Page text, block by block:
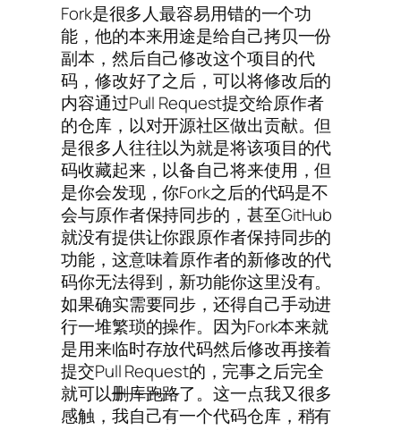
Fork是很多人最容易用错的一个功
能，他的本来用途是给自己拷贝一份
副本，然后自己修改这个项目的代
码，修改好了之后，可以将修改后的
内容通过Pull Request提交给原作者
的仓库，以对开源社区做出贡献。但
是很多人往往以为就是将该项目的代
码收藏起来，以备自己将来使用，但
是你会发现，你Fork之后的代码是不
会与原作者保持同步的，甚至GitHub
就没有提供让你跟原作者保持同步的
功能，这意味着原作者的新修改的代
码你无法得到，新功能你这里没有。
如果确实需要同步，还得自己手动进
行一堆繁琐的操作。因为Fork本来就
是用来临时存放代码然后修改再接着
提交Pull Request的，完事之后完全
就可以删库跑路了。这一点我又很多
感触，我自己有一个代码仓库，稍有